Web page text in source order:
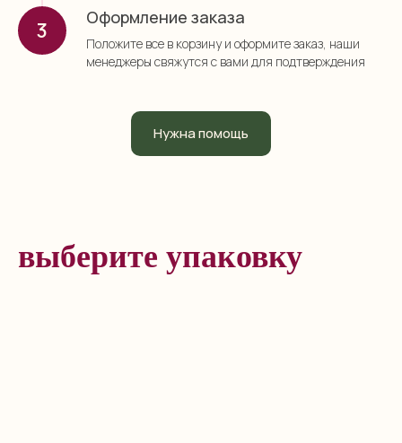
Оформление заказа
Положите все в корзину и оформите заказ, наши
менеджеры свяжутся с вами для подтверждения
Нужна помощь
выберите упаковку